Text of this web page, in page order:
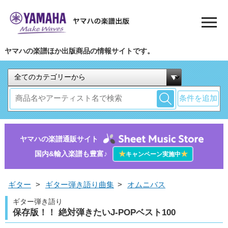
ヤマハの楽譜ほか出版商品の情報サイトです。
条件を追加
ヤマハの楽譜通販サイト
国内&輸入楽譜も豊富♪
★キャンペーン実施中★
ギター > ギター弾き語り曲集 > オムニバス
ギター弾き語り
保存版！！ 絶対弾きたいJ-POPベスト100